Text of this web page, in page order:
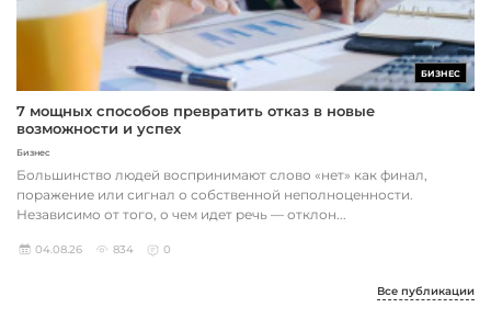
БИЗНЕС
7 мощных способов превратить отказ в новые
возможности и успех
Бизнес
Большинство людей воспринимают слово «нет» как финал,
поражение или сигнал о собственной неполноценности.
Независимо от того, о чем идет речь — отклон...
04.08.26 834 0
Все публикации